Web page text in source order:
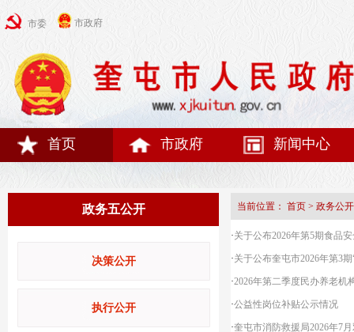
市委 市政府
首页 市政府 新闻中心
政务五公开
决策公开
执行公开
当前位置： 首页 > 政务公开
·关于公布2026年第5期食品
·关于公布奎屯市2026年第3
·2026年第二季度民办养老机
·公益性岗位补贴公示情况
·奎屯市消防救援局2026年7